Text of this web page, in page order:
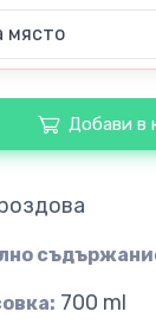
място
Добави в
700 ml